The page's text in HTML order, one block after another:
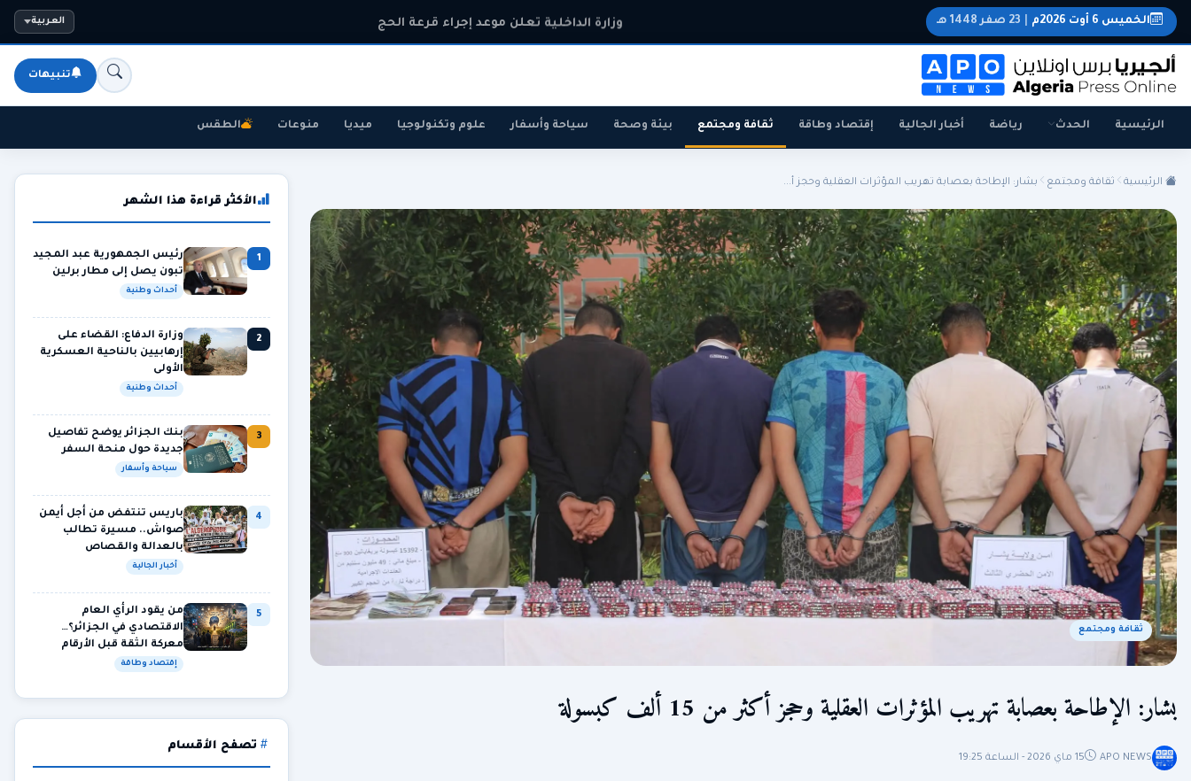
الجزائر الجالية المنتخب الوطني سياسة اقتصاد رياضة
الخميس 6 أوت 2026م 23 صفر 1448 هـ وزارة الداخلية تعلن موعد إجراء قرعة الحج العربية
تنبيهات
الرئيسية الحدث رياضة أخبار الجالية إقتصاد وطاقة ثقافة ومجتمع بيئة وصحة سياحة وأسفار علوم وتكنولوجيا ميديا منوعات الطقس
الرئيسية ثقافة ومجتمع بشار: الإطاحة بعصابة تهريب المؤثرات العقلية وحجز أ...
ثقافة ومجتمع
بشار: الإطاحة بعصابة تهريب المؤثرات العقلية وحجز أكثر من 15 ألف كبسولة
APO NEWS 15 ماي 2026 - الساعة 19:25
الأكثر قراءة هذا الشهر
1
رئيس الجمهورية عبد المجيد
تبون يصل إلى مطار برلين
أحداث وطنية
2
وزارة الدفاع: القضاء على
إرهابيين بالناحية العسكرية
الأولى
أحداث وطنية
3
بنك الجزائر يوضح تفاصيل
جديدة حول منحة السفر
سياحة وأسفار
4
باريس تنتفض من أجل أيمن
صواش.. مسيرة تطالب
بالعدالة والقصاص
أخبار الجالية
5
من يقود الرأي العام
الاقتصادي في الجزائر؟…
معركة الثقة قبل الأرقام
إقتصاد وطاقة
تصفح الأقسام